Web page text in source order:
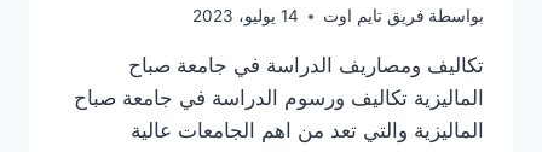
بواسطة فريق تايم اوت 14 يوليو، 2023
تكاليف ومصاريف الدراسة في جامعة صباح
الماليزية تكاليف ورسوم الدراسة في جامعة صباح
الماليزية والتي تعد من اهم الجامعات عالية